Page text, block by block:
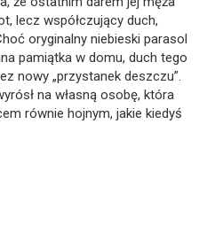
lecz współczujący duch,
oryginalny niebieski parasol
pamiątka w domu, duch tego
nowy „przystanek deszczu”.
na własną osobę, która
równie hojnym, jakie kiedyś